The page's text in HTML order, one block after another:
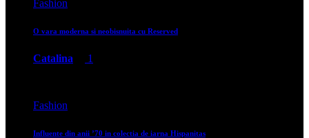
Fashion
O vara moderna si neobisnuita cu Reserved
Catalina 1
Fashion
Influente din anii ’70 in colectia de iarna Hispanitas